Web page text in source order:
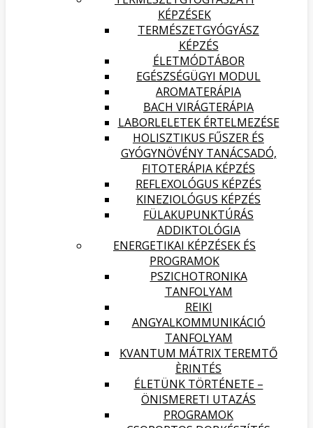
KÉPZÉSEK
TERMÉSZETGYÓGYÁSZ
KÉPZÉS
ÉLETMÓDTÁBOR
EGÉSZSÉGÜGYI MODUL
AROMATERÁPIA
BACH VIRÁGTERÁPIA
LABORLELETEK ÉRTELMEZÉSE
HOLISZTIKUS FŰSZER ÉS
GYÓGYNÖVÉNY TANÁCSADÓ,
FITOTERÁPIA KÉPZÉS
REFLEXOLÓGUS KÉPZÉS
KINEZIOLÓGUS KÉPZÉS
FÜLAKUPUNKTÚRÁS
ADDIKTOLÓGIA
ENERGETIKAI KÉPZÉSEK ÉS
PROGRAMOK
PSZICHOTRONIKA
TANFOLYAM
REIKI
ANGYALKOMMUNIKÁCIÓ
TANFOLYAM
KVANTUM MÁTRIX TEREMTŐ
ÈRINTÉS
ÉLETÜNK TÖRTÉNETE –
ÖNISMERETI UTAZÁS
PROGRAMOK